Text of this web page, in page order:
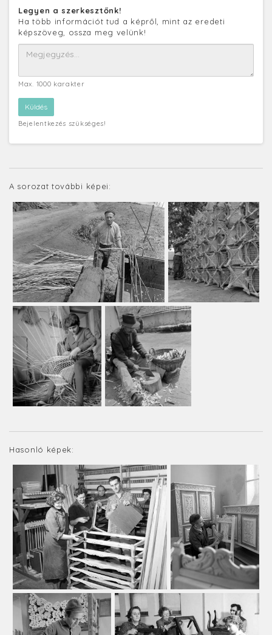
Legyen a szerkesztőnk!
Ha több információt tud a képről, mint az eredeti
képszöveg, ossza meg velünk!
Max. 1000 karakter
Bejelentkezés szükséges!
A sorozat további képei:
Hasonló képek: